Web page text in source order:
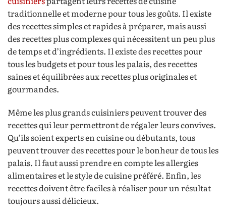
traditionnelle et moderne pour tous les goûts. Il existe
des recettes simples et rapides à préparer, mais aussi
des recettes plus complexes qui nécessitent un peu plus
de temps et d’ingrédients. Il existe des recettes pour
tous les budgets et pour tous les palais, des recettes
saines et équilibrées aux recettes plus originales et
gourmandes.
Même les plus grands cuisiniers peuvent trouver des
recettes qui leur permettront de régaler leurs convives.
Qu’ils soient experts en cuisine ou débutants, tous
peuvent trouver des recettes pour le bonheur de tous les
palais. Il faut aussi prendre en compte les allergies
alimentaires et le style de cuisine préféré. Enfin, les
recettes doivent être faciles à réaliser pour un résultat
toujours aussi délicieux.